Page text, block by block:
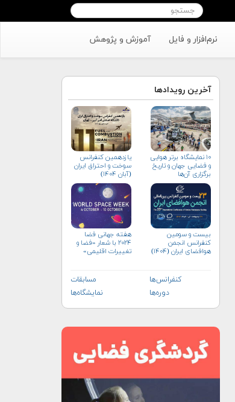
نرم‌افزار و فایل آموزش و پژوهش
آخرین رویدادها
۱۰ نمایشگاه برتر هوایی
و فضایی جهان و تاریخ
برگزاری آن‌ها
یازدهمین کنفرانس
سوخت و احتراق ایران
(آبان‌ ۱۴۰۴)
بیست و سومین
کنفرانس انجمن
هوافضای ايران (۱۴۰۴)
هفته جهانی فضا
۲۰۲۴ با شعار «فضا و
تغییرات اقلیمی»
کنفرانس‌ها
مسابقات
دوره‌ها
نمایشگاه‌ها